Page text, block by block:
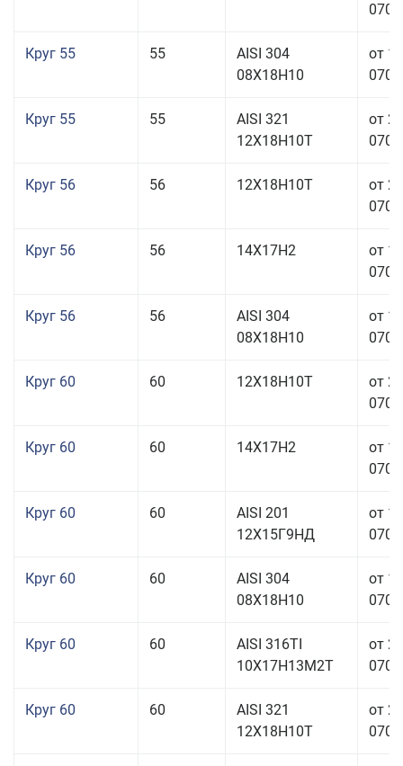
Круг 55 55
AISI 304
08Х18Н10
от
Круг 55 55
AISI 321
12Х18Н10Т
от
Круг 56 56 12Х18Н10Т
от
Круг 56 56 14Х17Н2
от
Круг 56 56
AISI 304
08Х18Н10
от
Круг 60 60 12Х18Н10Т
от
Круг 60 60 14Х17Н2
от
Круг 60 60
AISI 201
12Х15Г9НД
от
Круг 60 60
AISI 304
08Х18Н10
от
Круг 60 60
AISI 316TI
10Х17Н13М2Т
от
Круг 60 60
AISI 321
12Х18Н10Т
от